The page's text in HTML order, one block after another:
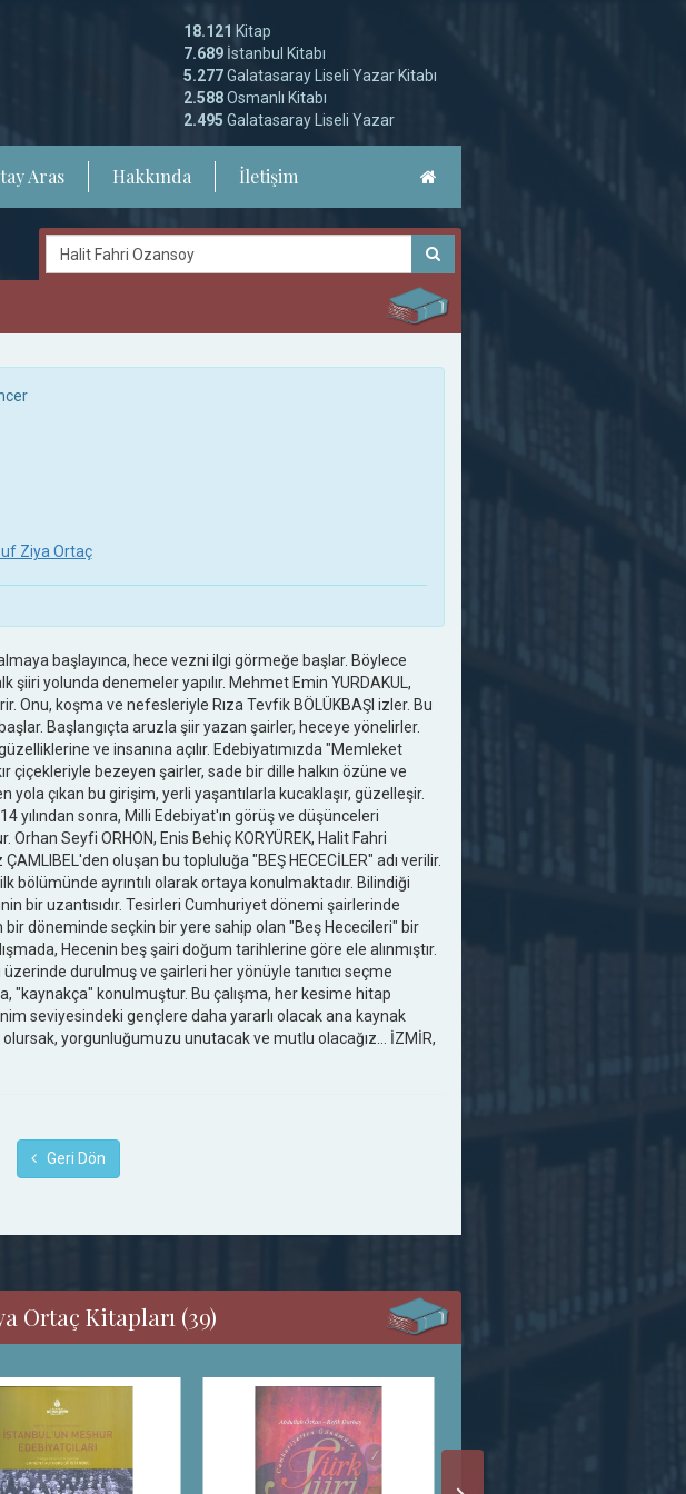
18.121 Kitap
7.689 İstanbul Kitabı
5.277Galatasaray Liseli Yazar Kitabı
2.588Osmanlı Kitabı
2.495 Galatasaray Liseli Yazar
Aras Hakkında İletişim
Ziya Ortaç
başlayınca, hece vezni ilgi görmeğe başlar. Böylece
şiiri yolunda denemeler yapılır. Mehmet Emin YURDAKUL,
Onu, koşma ve nefesleriyle Rıza Tevfik BÖLÜKBAŞI izler. Bu
Başlangıçta aruzla şiir yazan şairler, heceye yönelirler.
ve insanına açılır. Edebiyatımızda "Memleket
çiçekleriyle bezeyen şairler, sade bir dille halkın özüne ve
çıkan bu girişim, yerli yaşantılarla kucaklaşır, güzelleşir.
yılından sonra, Milli Edebiyat'ın görüş ve düşünceleri
Seyfi ORHON, Enis Behiç KORYÜREK, Halit Fahri
oluşan bu topluluğa "BEŞ HECECİLER" adı verilir.
ilk bölümünde ayrıntılı olarak ortaya konulmaktadır. Bilindiği
bir uzantısıdır. Tesirleri Cumhuriyet dönemi şairlerinde
bir döneminde seçkin bir yere sahip olan "Beş Hececileri" bir
Hecenin beş şairi doğum tarihlerine göre ele alınmıştır.
durulmuş ve şairleri her yönüyle tanıtıcı seçme
"kaynakça" konulmuştur. Bu çalışma, her kesime hitap
seviyesindeki gençlere daha yararlı olacak ana kaynak
olursak, yorgunluğumuzu unutacak ve mutlu olacağız... İZMİR,
Geri Dön
Ortaç Kitapları (39)